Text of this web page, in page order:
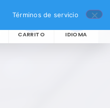
CARRITO IDIOMA
Términos de servicio